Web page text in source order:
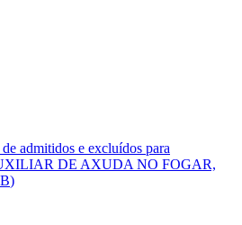
admitidos e excluídos para
DE AXUDA NO FOGAR,
)